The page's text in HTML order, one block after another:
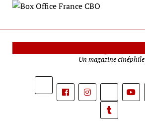
Un magazine cinéphile